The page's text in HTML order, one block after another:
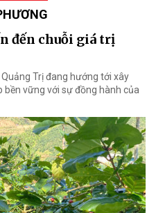
đến chuỗi giá trị
Trị đang hướng tới xây
vững với sự đồng hành của